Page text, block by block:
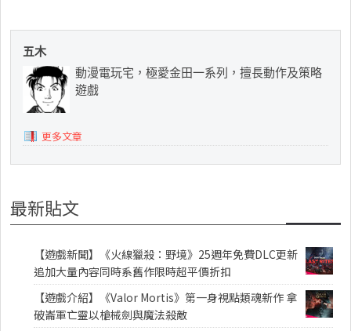
五木
動漫電玩宅，極愛金田一系列，擅長動作及策略
遊戲
更多文章
最新貼文
【遊戲新聞】《火線獵殺：野境》25週年免費DLC更新
追加大量內容同時系舊作限時超平價折扣
【遊戲介紹】《Valor Mortis》第一身視點類魂新作 拿
破崙軍亡靈以槍械劍與魔法殺敵